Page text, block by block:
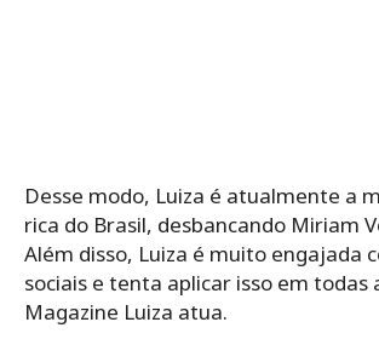
Desse modo, Luiza é atualmente a
rica do Brasil, desbancando Miriam
Além disso, Luiza é muito engajada
sociais e tenta aplicar isso em todas
Magazine Luiza atua.